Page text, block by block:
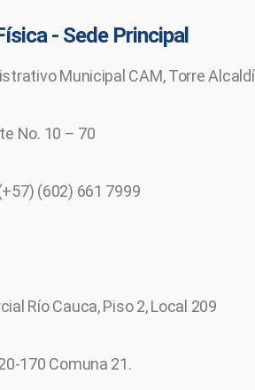
- Sede Principal
Municipal CAM, Torre
No. 10 – 70
(602) 661 7999
Río Cauca, Piso 2, Local 209
170 Comuna 21.